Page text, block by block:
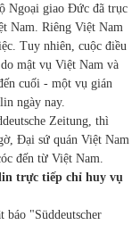
Ngoại giao Đức đã trục
Nam. Riêng Việt Nam
Tuy nhiên, cuộc điều
mật vụ Việt Nam và
cuối - một vụ gián
ngày nay.
Zeitung, thì
Đại sứ quán Việt Nam
đến từ Việt Nam.
trực tiếp chỉ huy vụ
báo "Süddeutscher